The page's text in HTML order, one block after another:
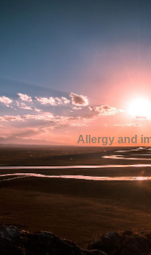
Allergy and